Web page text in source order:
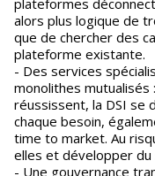
plateformes
alors plus logique de
que de chercher des
plateforme existante.
- Des services
monolithes
réussissent, la DSI se
chaque besoin,
time to market. Au
elles et développer du
- Une gouvernance